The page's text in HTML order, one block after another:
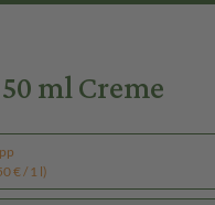
ml Creme
€ / 1 l)